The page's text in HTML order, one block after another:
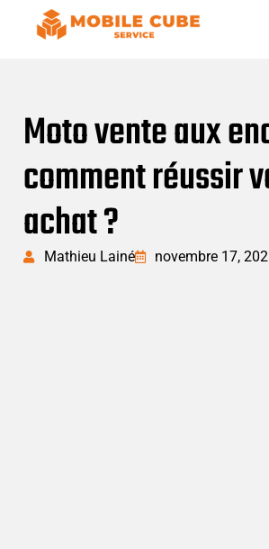
Moto vente aux
comment réussir
achat ?
Mathieu Lainé novembre 17,